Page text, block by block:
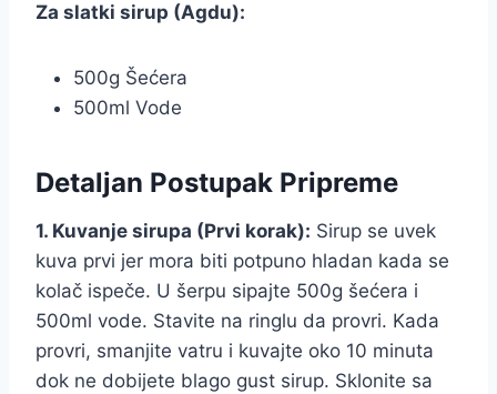
Za slatki sirup (Agdu):
500g Šećera
500ml Vode
Detaljan Postupak Pripreme
1. Kuvanje sirupa (Prvi korak): Sirup se uvek
kuva prvi jer mora biti potpuno hladan kada se
kolač ispeče. U šerpu sipajte 500g šećera i
500ml vode. Stavite na ringlu da provri. Kada
provri, smanjite vatru i kuvajte oko 10 minuta
dok ne dobijete blago gust sirup. Sklonite sa